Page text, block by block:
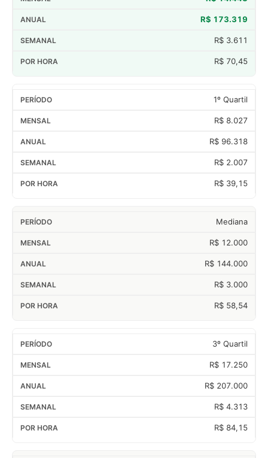
R$ 173.319
R$ 3.611
R$ 70,45
1º Quartil
R$ 8.027
R$ 96.318
R$ 2.007
R$ 39,15
Mediana
R$ 12.000
R$ 144.000
R$ 3.000
R$ 58,54
3º Quartil
R$ 17.250
R$ 207.000
R$ 4.313
R$ 84,15